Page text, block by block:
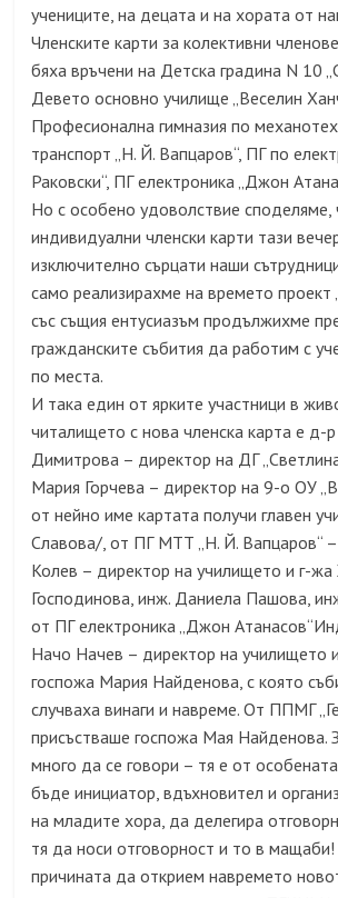
учениците, на децата и на хората от
Членските карти за колективни
бяха връчени на Детска градина N 10
Девето основно училище „Веселин
Професионална гимназия по
транспорт „Н. Й. Вапцаров“, ПГ по
Раковски“, ПГ електроника „Джон
Но с особено удоволствие споделяме,
индивидуални членски карти тази
изключително сърцати наши
само реализирахме на времето проект
със същия ентусиазъм продължихме
гражданските събития да работим с
по места.
И така един от ярките участници в
читалището с нова членска карта е д-
Димитрова – директор на ДГ
Мария Горчева – директор на 9-о ОУ
от нейно име картата получи главен
Славова/, от ПГ МТТ „Н. Й. Вапцаров“
Колев – директор на училището и г-
Господинова, инж. Даниела Пашова,
от ПГ електроника „Джон
Начо Начев – директор на училището
госпожа Мария Найденова, с която
случваха винаги и навреме. От ППМГ
присъстваше госпожа Мая Найденова.
много да се говори – тя е от
бъде инициатор, вдъхновител и
на младите хора, да делегира
тя да носи отговорност и то в
причината да открием навремето